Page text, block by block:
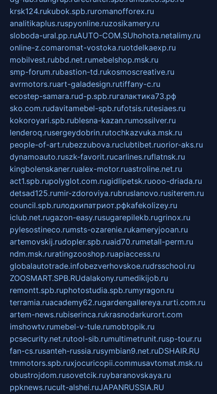
krsk124.rukubok.spb.ruromanofforex.ru
analitikaplus.ruspyonline.ruzosikamery.ru
sloboda-ural.pp.ruAUTO-COM.SUhohota.netalimy.ru
online-z.comaromat-vostoka.ruotdelkaexp.ru
mobilvest.rubbd.net.rumebelshop.msk.ru
smp-forum.rubastion-td.rukosmoscreative.ru
avrmotors.ruart-galadesign.rutiffany-c.ru
ecostep-samara.rud-p.spb.ruгалактика73.рф
sko.com.rudavitamebel-spb.rufotsis.rutesiaes.ru
kokoroyari.spb.rublesna-kazan.rumossilver.ru
lenderoq.rusergeydobrin.rutochkazvuka.msk.ru
people-of-art.rubezzubova.ruclubtibet.ruorior-aks.ru
dynamoauto.ruszk-favorit.rucarlines.ruflatnsk.ru
kingbolenskaner.rualex-motor.ruastroline.net.ru
act1.spb.rupolyglot.com.rugidlipetsk.ruooo-driada.ru
detsad125.rumir-zdoroviya.rubruslanovo.rusiterem.ru
council.spb.ruлодкипатриот.рфkafekolizey.ru
iclub.net.rugazon-easy.rusugarepilekb.rugrinox.ru
pylesostineco.rumsts-ozarenie.rukameryjooan.ru
artemovskij.rudopler.spb.ruaid70.rumetall-perm.ru
ndm.msk.ruratingzooshop.ruapiaccess.ru
globalautotrade.infobezverhovskoe.rudrsschool.ru
ZOOSMART.SPB.RUdalakony.rumedikijob.ru
remontt.spb.ruphotostudia.spb.rumyragon.ru
terramia.ruacademy62.rugardengallereya.rurti.com.ru
artem-news.rubiserinca.rukrasnodarkurort.com
imshowtv.rumebel-v-tule.rumobtopik.ru
pcsecurity.net.rutool-sib.rumultimetrunit.rusp-tour.ru
fan-cs.rusanteh-russia.rusymbian9.net.ruDSHAIR.RU
tmmotors.spb.ruxjocuricopii.commusavtomat.msk.ru
obustrojdom.rusovetcik.ruybaranovskaya.ru
ppknews.rucult-alshei.ruJAPANRUSSIA.RU